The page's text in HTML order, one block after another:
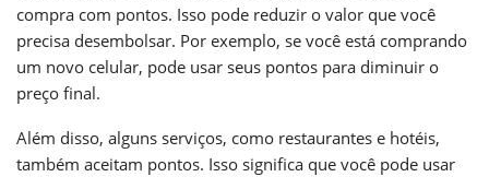
compra com pontos. Isso pode reduzir o valor que você
precisa desembolsar. Por exemplo, se você está comprando
um novo celular, pode usar seus pontos para diminuir o
preço final.
Além disso, alguns serviços, como restaurantes e hotéis,
também aceitam pontos. Isso significa que você pode usar